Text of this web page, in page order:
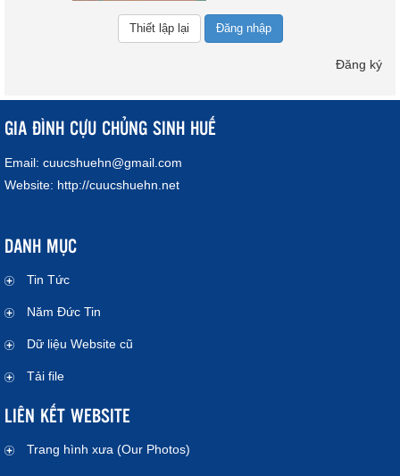
Đăng nhập
Đăng ký
GIA ĐÌNH CỰU CHỦNG SINH HUẾ
Email: cuucshuehn@gmail.com
Website: http://cuucshuehn.net
DANH MỤC
Tin Tức
Năm Đức Tin
Dữ liệu Website cũ
Tải file
LIÊN KẾT WEBSITE
Trang hình xưa (Our Photos)